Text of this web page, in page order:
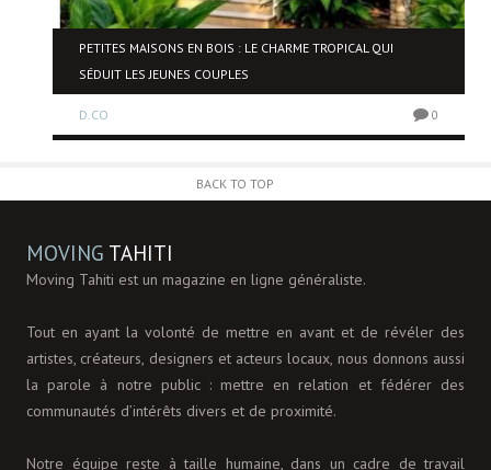
PETITES MAISONS EN BOIS : LE CHARME TROPICAL QUI
SÉDUIT LES JEUNES COUPLES
D.CO 0
BACK TO TOP
MOVING TAHITI
Moving Tahiti est un magazine en ligne généraliste.
Tout en ayant la volonté de mettre en avant et de révéler des
artistes, créateurs, designers et acteurs locaux, nous donnons aussi
la parole à notre public : mettre en relation et fédérer des
communautés d’intérêts divers et de proximité.
Notre équipe reste à taille humaine, dans un cadre de travail